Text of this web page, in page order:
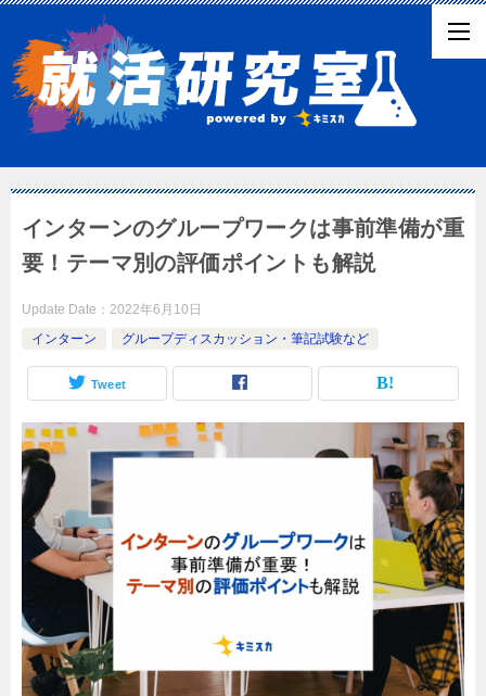
インターンのグループワークは事前準備が重
要！テーマ別の評価ポイントも解説
Update Date： 2022年6月10日
インターン
グループディスカッション・筆記試験など
Tweet